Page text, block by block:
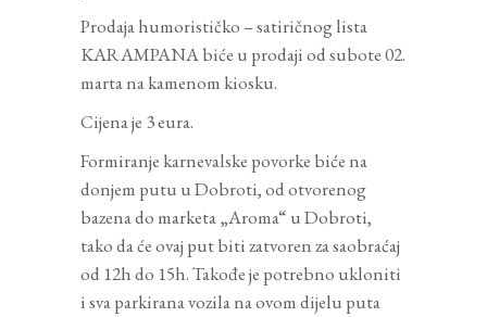
Prodaja humorističko – satiričnog lista
KARAMPANA biće u prodaji od subote 02.
marta na kamenom kiosku.
Cijena je 3 eura.
Formiranje karnevalske povorke biće na
donjem putu u Dobroti, od otvorenog
bazena do marketa „Aroma“ u Dobroti,
tako da će ovaj put biti zatvoren za saobraćaj
od 12h do 15h. Takođe je potrebno ukloniti
i sva parkirana vozila na ovom dijelu puta